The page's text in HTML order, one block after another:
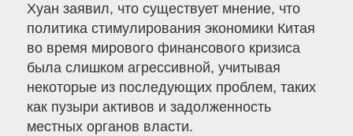
Хуан заявил, что существует мнение, что
политика стимулирования экономики Китая
во время мирового финансового кризиса
была слишком агрессивной, учитывая
некоторые из последующих проблем, таких
как пузыри активов и задолженность
местных органов власти.